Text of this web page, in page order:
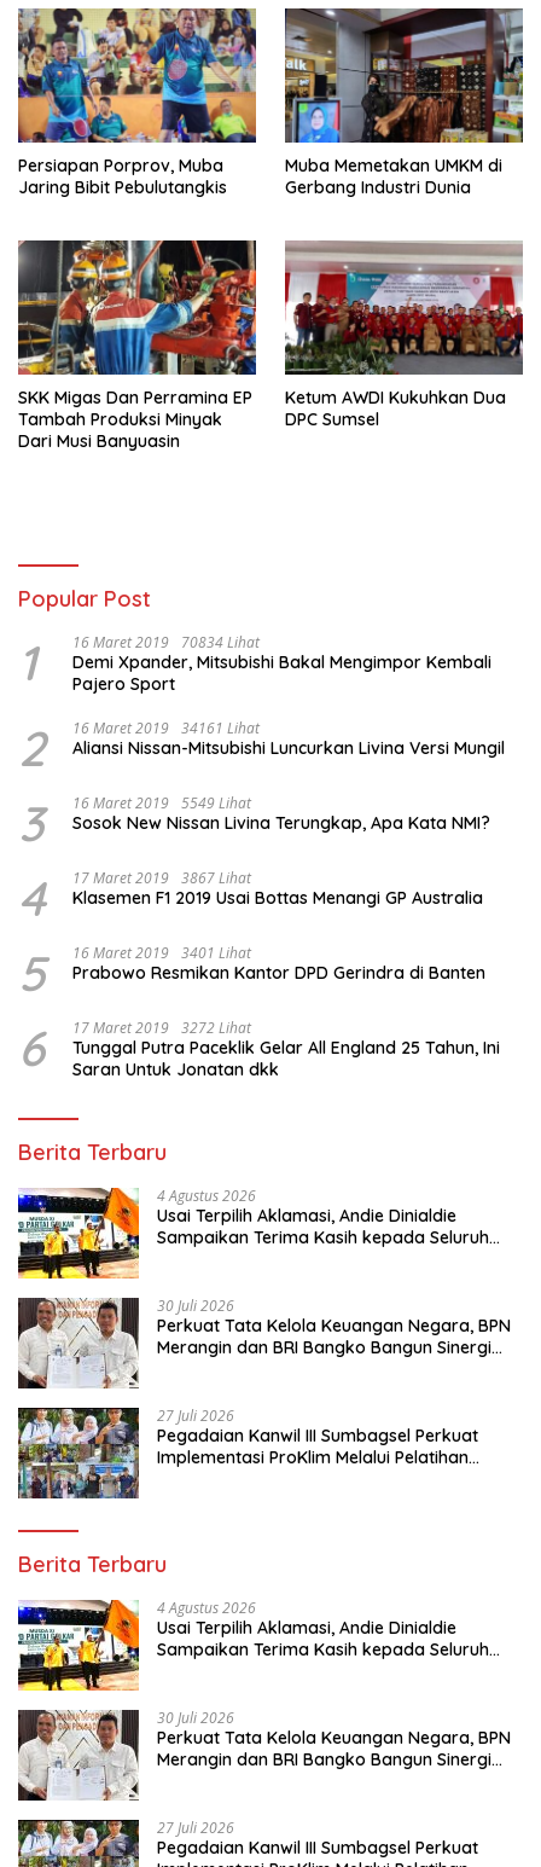
Persiapan Porprov, Muba
Jaring Bibit Pebulutangkis
Muba Memetakan UMKM di
Gerbang Industri Dunia
SKK Migas Dan Perramina EP
Tambah Produksi Minyak
Dari Musi Banyuasin
Ketum AWDI Kukuhkan Dua
DPC Sumsel
Popular Post
1 16 Maret 2019 70834 Lihat
Demi Xpander, Mitsubishi Bakal Mengimpor Kembali
Pajero Sport
2 16 Maret 2019 34161 Lihat
Aliansi Nissan-Mitsubishi Luncurkan Livina Versi Mungil
3 16 Maret 2019 5549 Lihat
Sosok New Nissan Livina Terungkap, Apa Kata NMI?
4 17 Maret 2019 3867 Lihat
Klasemen F1 2019 Usai Bottas Menangi GP Australia
5 16 Maret 2019 3401 Lihat
Prabowo Resmikan Kantor DPD Gerindra di Banten
6 17 Maret 2019 3272 Lihat
Tunggal Putra Paceklik Gelar All England 25 Tahun, Ini
Saran Untuk Jonatan dkk
Berita Terbaru
4 Agustus 2026
Usai Terpilih Aklamasi, Andie Dinialdie
Sampaikan Terima Kasih kepada Seluruh
30 Juli 2026
Perkuat Tata Kelola Keuangan Negara, BPN
Merangin dan BRI Bangko Bangun Sinergi
27 Juli 2026
Pegadaian Kanwil III Sumbagsel Perkuat
Implementasi ProKlim Melalui Pelatihan
Berita Terbaru
4 Agustus 2026
Usai Terpilih Aklamasi, Andie Dinialdie
Sampaikan Terima Kasih kepada Seluruh
30 Juli 2026
Perkuat Tata Kelola Keuangan Negara, BPN
Merangin dan BRI Bangko Bangun Sinergi
27 Juli 2026
Pegadaian Kanwil III Sumbagsel Perkuat